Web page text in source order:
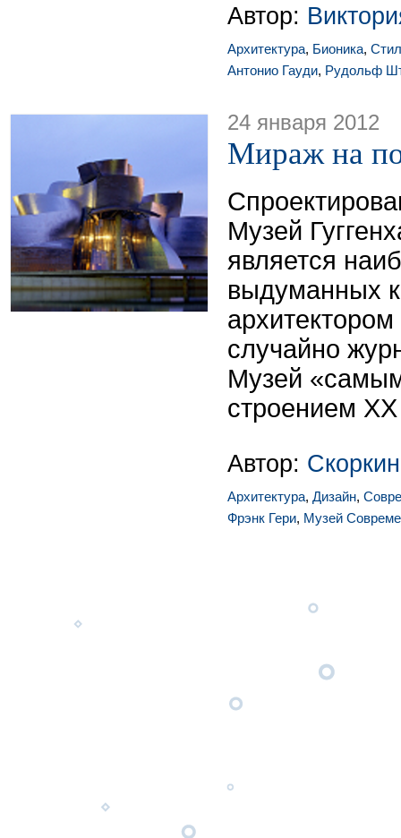
Автор:
Архитектура, Бионика,
Антонио Гауди, Рудольф
24 января 2012
Мираж на
Музей
является
выдуманных
случайно
Музей
строением ХХ
Автор:
Архитектура, Дизайн,
Фрэнк Гери, Музей